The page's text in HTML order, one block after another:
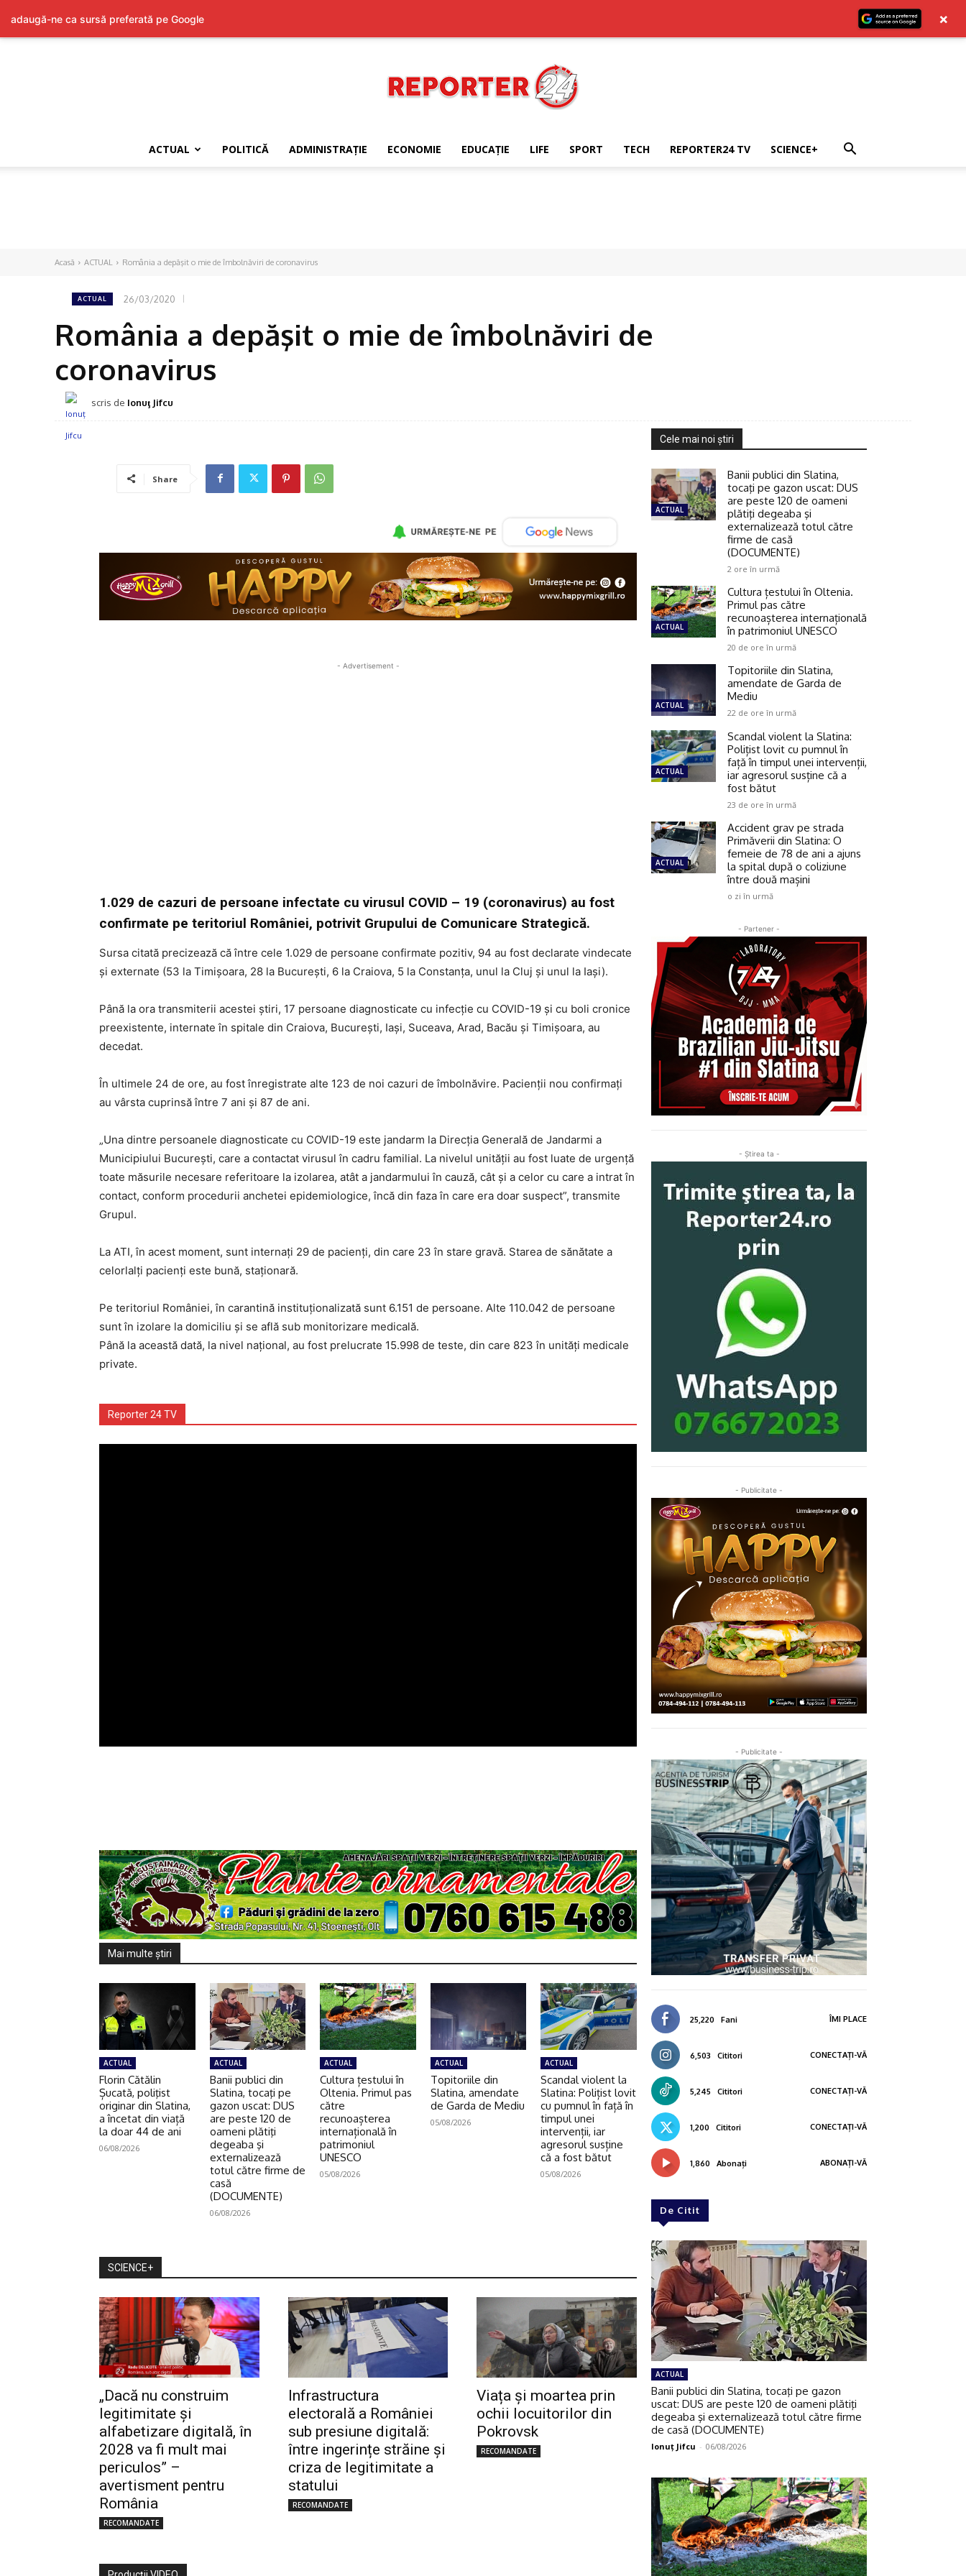
ACTUAL POLITICĂ ADMINISTRAŢIE ECONOMIE EDUCAŢIE LIFE SPORT TECH REPORTER24 TV SCIENCE+
Acasă ACTUAL România a depăşit o mie de îmbolnăviri de coronavirus
ACTUAL 26/03/2020
România a depăşit o mie de îmbolnăviri de
coronavirus
scris de Ionuţ Jifcu
Share
- Advertisement -
1.029 de cazuri de persoane infectate cu virusul COVID – 19 (coronavirus) au fost
confirmate pe teritoriul României, potrivit Grupului de Comunicare Strategică.
Sursa citată precizează că între cele 1.029 de persoane confirmate pozitiv, 94 au fost declarate vindecate
și externate (53 la Timișoara, 28 la București, 6 la Craiova, 5 la Constanța, unul la Cluj și unul la Iași).
Până la ora transmiterii acestei ştiri, 17 persoane diagnosticate cu infecție cu COVID-19 și cu boli cronice
preexistente, internate în spitale din Craiova, București, Iași, Suceava, Arad, Bacău și Timișoara, au
decedat.
În ultimele 24 de ore, au fost înregistrate alte 123 de noi cazuri de îmbolnăvire. Pacienții nou confirmați
au vârsta cuprinsă între 7 ani și 87 de ani.
„Una dintre persoanele diagnosticate cu COVID-19 este jandarm la Direcția Generală de Jandarmi a
Municipiului București, care a contactat virusul în cadru familial. La nivelul unității au fost luate de urgență
toate măsurile necesare referitoare la izolarea, atât a jandarmului în cauză, cât și a celor cu care a intrat în
contact, conform procedurii anchetei epidemiologice, încă din faza în care era doar suspect”, transmite
Grupul.
La ATI, în acest moment, sunt internați 29 de pacienți, din care 23 în stare gravă. Starea de sănătate a
celorlalți pacienți este bună, staționară.
Pe teritoriul României, în carantină instituționalizată sunt 6.151 de persoane. Alte 110.042 de persoane
sunt în izolare la domiciliu și se află sub monitorizare medicală.
Până la această dată, la nivel național, au fost prelucrate 15.998 de teste, din care 823 în unități medicale
private.
Reporter 24 TV
Mai multe ştiri
ACTUAL
Florin Cătălin
Șucată, poliţist
originar din Slatina,
a încetat din viață
la doar 44 de ani
06/08/2026
ACTUAL
Banii publici din
Slatina, tocaţi pe
gazon uscat: DUS
are peste 120 de
oameni plătiţi
degeaba şi
externalizează
totul către firme de
casă
(DOCUMENTE)
06/08/2026
ACTUAL
Cultura țestului în
Oltenia. Primul pas
către
recunoașterea
internațională în
patrimoniul
UNESCO
05/08/2026
ACTUAL
Topitoriile din
Slatina, amendate
de Garda de Mediu
05/08/2026
ACTUAL
Scandal violent la
Slatina: Polițist lovit
cu pumnul în față în
timpul unei
intervenții, iar
agresorul susține
că a fost bătut
05/08/2026
SCIENCE+
„Dacă nu construim
legitimitate și
alfabetizare digitală, în
2028 va fi mult mai
periculos” –
avertisment pentru
România
RECOMANDATE
Infrastructura
electorală a României
sub presiune digitală:
între ingerințe străine și
criza de legitimitate a
statului
RECOMANDATE
Viața și moartea prin
ochii locuitorilor din
Pokrovsk
RECOMANDATE
Cele mai noi ştiri
ACTUAL
Banii publici din Slatina,
tocaţi pe gazon uscat: DUS
are peste 120 de oameni
plătiţi degeaba şi
externalizează totul către
firme de casă
(DOCUMENTE)
2 ore în urmă
ACTUAL
Cultura țestului în Oltenia.
Primul pas către
recunoașterea internațională
în patrimoniul UNESCO
20 de ore în urmă
ACTUAL
Topitoriile din Slatina,
amendate de Garda de
Mediu
22 de ore în urmă
ACTUAL
Scandal violent la Slatina:
Polițist lovit cu pumnul în
față în timpul unei intervenții,
iar agresorul susține că a
fost bătut
23 de ore în urmă
ACTUAL
Accident grav pe strada
Primăverii din Slatina: O
femeie de 78 de ani a ajuns
la spital după o coliziune
între două mașini
o zi în urmă
- Partener -
- Ştirea ta -
- Publicitate -
- Publicitate -
25,220 Fani ÎMI PLACE
6,503 Cititori CONECTAȚI-VĂ
5,245 Cititori CONECTAȚI-VĂ
1,200 Cititori CONECTAȚI-VĂ
1,860 Abonați ABONAȚI-VĂ
De Citit
ACTUAL
Banii publici din Slatina, tocaţi pe gazon
uscat: DUS are peste 120 de oameni plătiţi
degeaba şi externalizează totul către firme
de casă (DOCUMENTE)
Ionuţ Jifcu - 06/08/2026
adaugă-ne ca sursă preferată pe Google ×